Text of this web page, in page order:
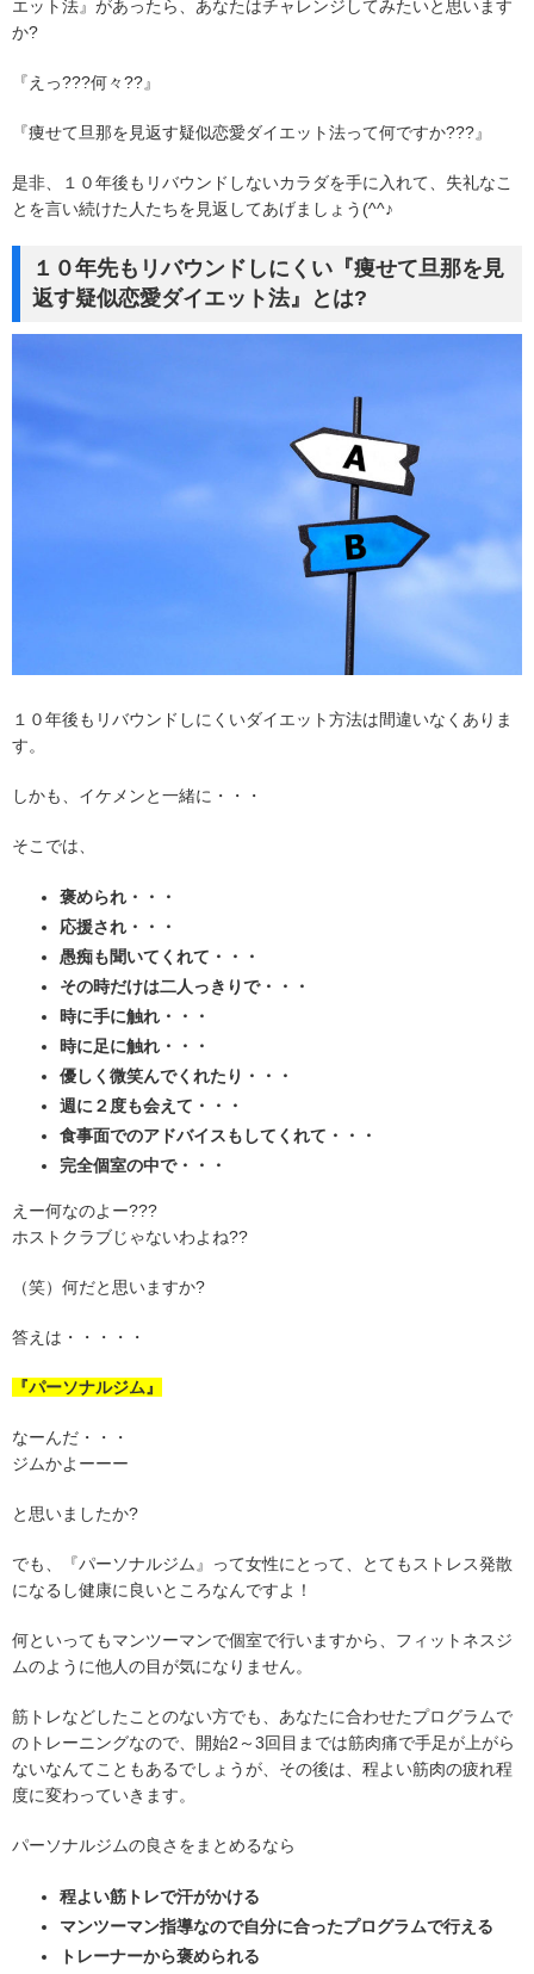
エット法』があったら、あなたはチャレンジしてみたいと思います
か?
『えっ???何々??』
『痩せて旦那を見返す疑似恋愛ダイエット法って何ですか???』
是非、１０年後もリバウンドしないカラダを手に入れて、失礼なこ
とを言い続けた人たちを見返してあげましょう(^^♪
１０年先もリバウンドしにくい『痩せて旦那を見
返す疑似恋愛ダイエット法』とは?
１０年後もリバウンドしにくいダイエット方法は間違いなくありま
す。
しかも、イケメンと一緒に・・・
そこでは、
褒められ・・・
応援され・・・
愚痴も聞いてくれて・・・
その時だけは二人っきりで・・・
時に手に触れ・・・
時に足に触れ・・・
優しく微笑んでくれたり・・・
週に２度も会えて・・・
食事面でのアドバイスもしてくれて・・・
完全個室の中で・・・
えー何なのよー???
ホストクラブじゃないわよね??
（笑）何だと思いますか?
答えは・・・・・
『パーソナルジム』
なーんだ・・・
ジムかよーーー
と思いましたか?
でも、『パーソナルジム』って女性にとって、とてもストレス発散
になるし健康に良いところなんですよ！
何といってもマンツーマンで個室で行いますから、フィットネスジ
ムのように他人の目が気になりません。
筋トレなどしたことのない方でも、あなたに合わせたプログラムで
のトレーニングなので、開始2～3回目までは筋肉痛で手足が上がら
ないなんてこともあるでしょうが、その後は、程よい筋肉の疲れ程
度に変わっていきます。
パーソナルジムの良さをまとめるなら
程よい筋トレで汗がかける
マンツーマン指導なので自分に合ったプログラムで行える
トレーナーから褒められる